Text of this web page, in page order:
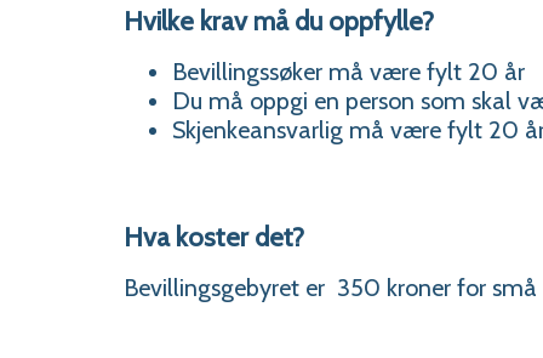
Hvilke krav må du oppfylle?
Bevillingssøker må være fylt 20 år
Du må oppgi en person som skal
Skjenkeansvarlig må være fylt 20
Hva koster det?
Bevillingsgebyret er 350 kroner for